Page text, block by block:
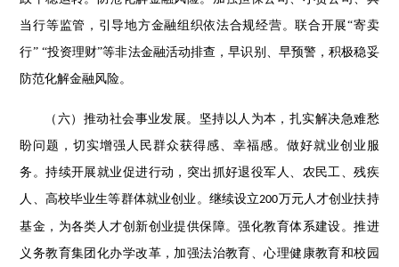
当行等监管，引导地方金融组织依法合规经营。联合开展“寄卖
行” “投资理财”等非法金融活动排查，早识别、早预警，积极稳妥
防范化解金融风险。
（六）推动社会事业发展。坚持以人为本，扎实解决急难愁
盼问题，切实增强人民群众获得感、幸福感。做好就业创业服
务。持续开展就业促进行动，突出抓好退役军人、农民工、残疾
人、高校毕业生等群体就业创业。继续设立200万元人才创业扶持
基金，为各类人才创新创业提供保障。强化教育体系建设。推进
义务教育集团化办学改革，加强法治教育、心理健康教育和校园